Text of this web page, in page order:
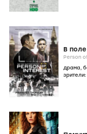
В
драма,
зрители: